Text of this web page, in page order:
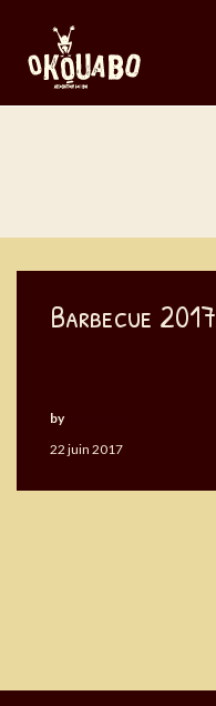
Barbecue 2017
22 juin 2017
by